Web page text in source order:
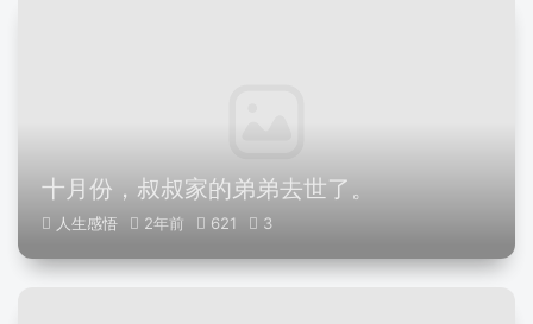
十月份，叔叔家的弟弟去世了。
人生感悟 2年前 621 3